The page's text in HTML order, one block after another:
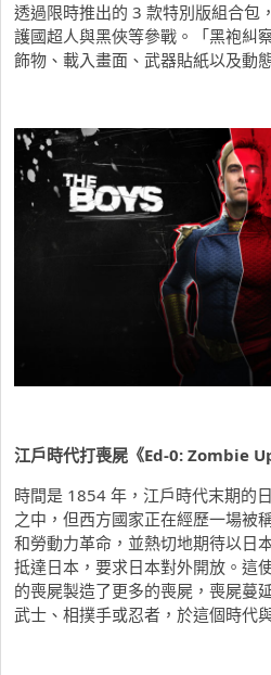
透過限時推出的 3 款特別版組合包
護國超人與黑俠等參戰。「黑袍糾
飾物、載入畫面、武器貼紙以及動
江戶時代打喪屍《Ed-0: Zombie
時間是 1854 年，江戶時代末期的
之中，但西方國家正在經歷一場被
和勞動力革命，並熱切地期待以日
抵達日本，要求日本對外開放。這
的喪屍製造了更多的喪屍，喪屍蔓
武士、相撲手或忍者，於這個時代